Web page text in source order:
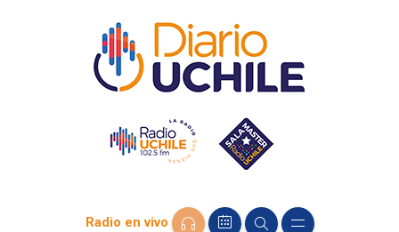
Radio en vivo